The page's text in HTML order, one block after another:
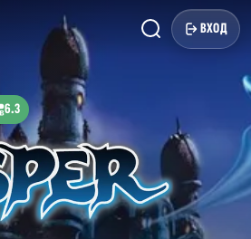
ВХОД
6.3